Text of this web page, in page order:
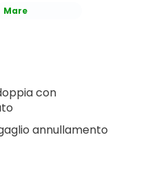
Mare
con
annullamento